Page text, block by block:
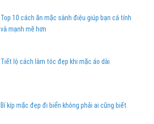
Top 10 cách ăn mặc sành điệu giúp bạn cá tính
và mạnh mẽ hơn
Tiết lộ cách làm tóc đẹp khi mặc áo dài
Bí kíp mặc đẹp đi biển không phải ai cũng biết